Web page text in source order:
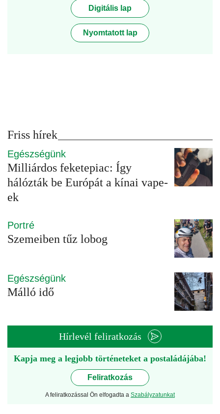
Digitális lap
Nyomtatott lap
Friss hírek
Egészségünk
Milliárdos feketepiac: Így
hálózták be Európát a kínai vape-
ek
Portré
Szemeiben tűz lobog
Egészségünk
Málló idő
Hírlevél feliratkozás
Kapja meg a legjobb történeteket a postaládájába!
Feliratkozás
A feliratkozással Ön elfogadta a Szabályzatunkat